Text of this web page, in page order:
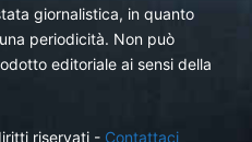
giornalistica, in quanto
periodicità. Non può
editoriale ai sensi della
riservati - Contattaci